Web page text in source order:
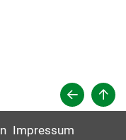
Impressum